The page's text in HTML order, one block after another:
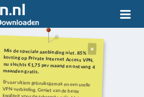
Mis de speciale aanbieding niet. 85%
korting op Private Internet Access VPN,
nu slechts €1,75 per maand en ontvang 4
maanden gratis.
Ervaar ultiem gebruiksgemak en een snelle
VPN-verbinding. Geniet van de beste
kwaliteit voor de scherpste prijs. Met
Private Internet Access kun je moeiteloos
torrents, Usenet en Netflix gebruiken! En
geld-terug-garantie van 30 dagen, dus je